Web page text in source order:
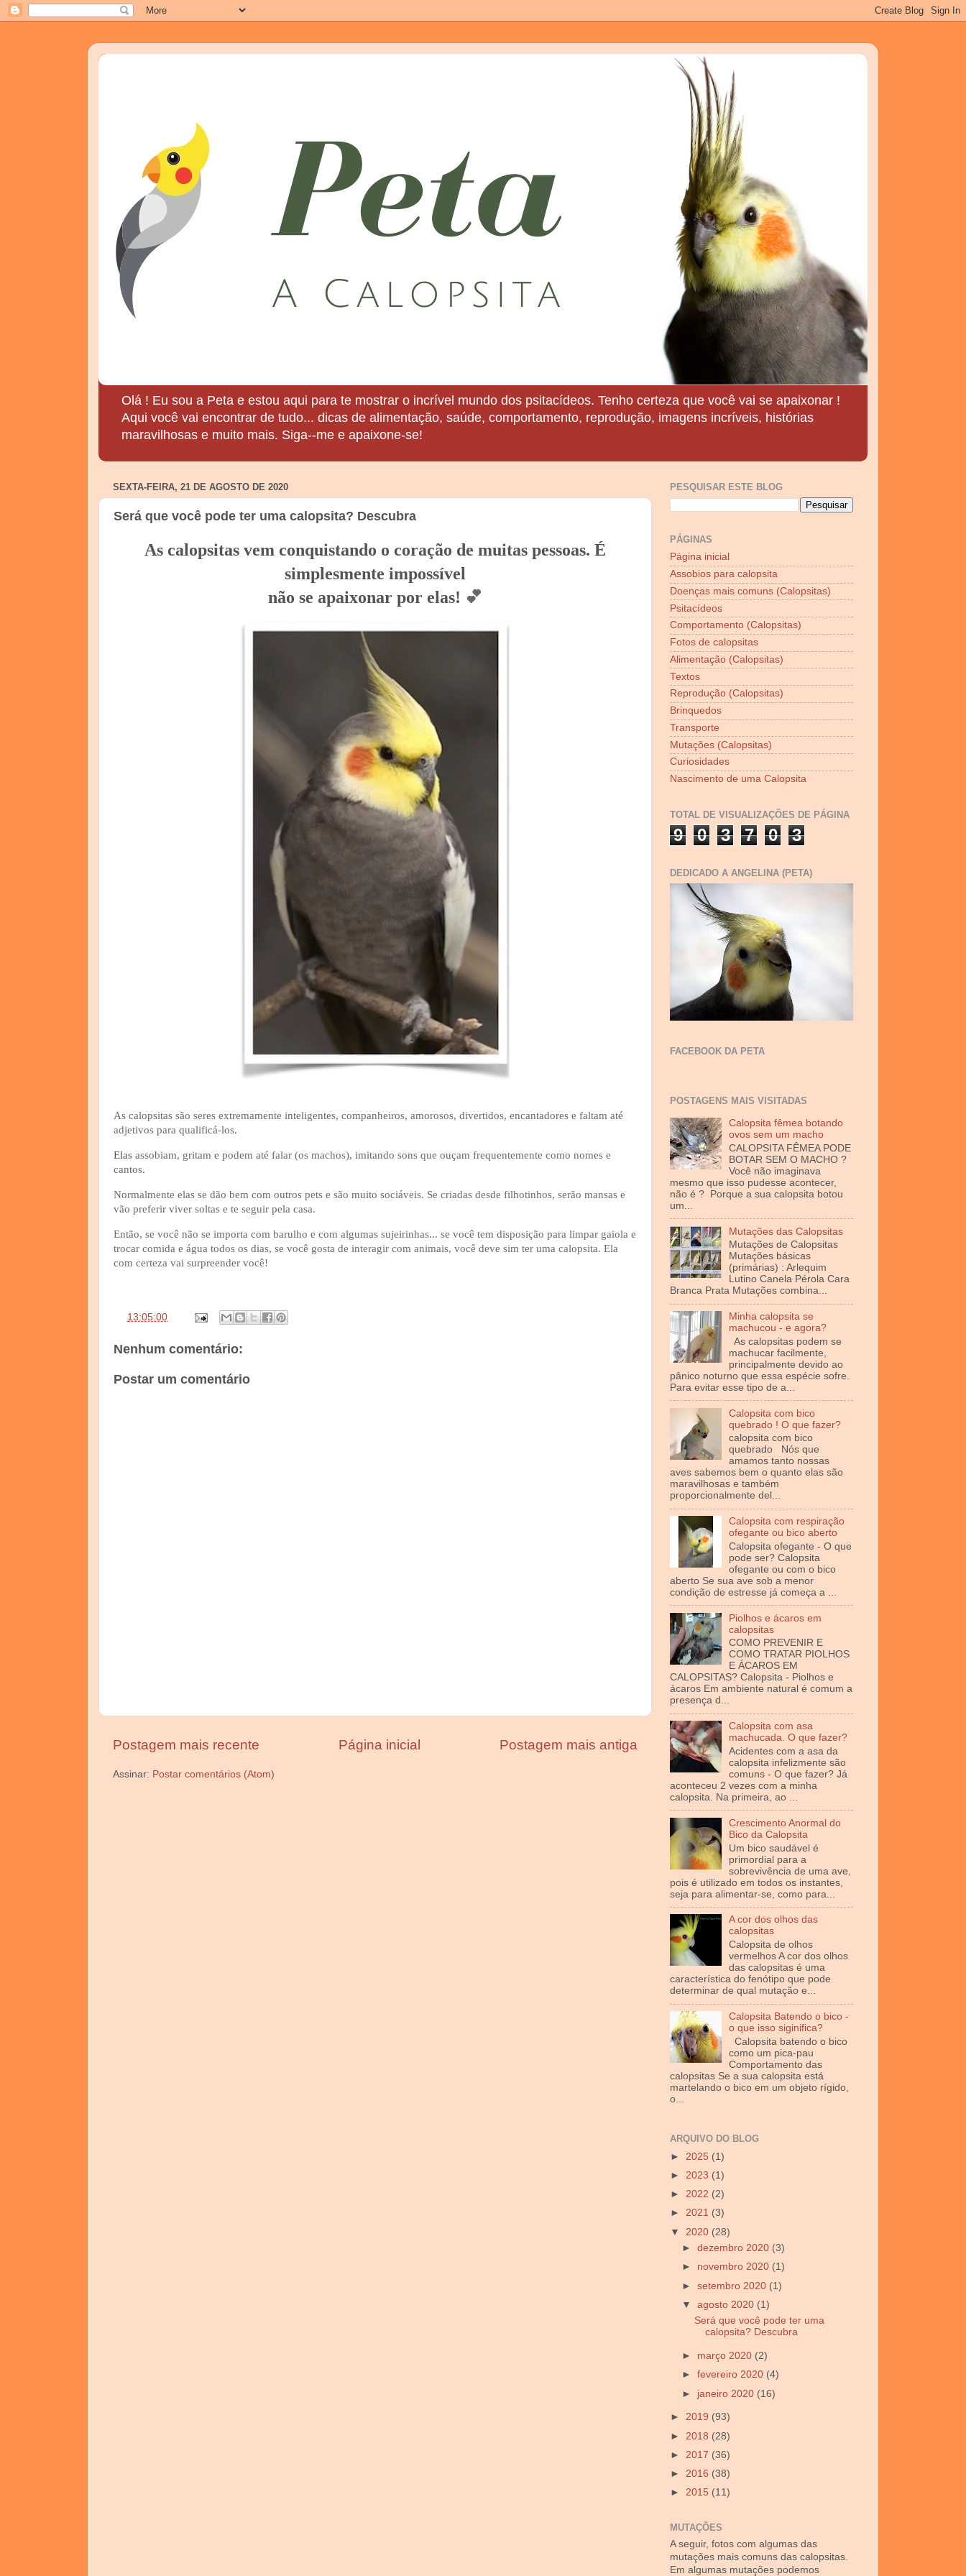
Olá ! Eu sou a Peta e estou aqui para te mostrar o incrível mundo dos psitacídeos. Tenho certeza que você vai se apaixonar !
Aqui você vai encontrar de tudo... dicas de alimentação, saúde, comportamento, reprodução, imagens incríveis, histórias
maravilhosas e muito mais. Siga--me e apaixone-se!
SEXTA-FEIRA, 21 DE AGOSTO DE 2020
Será que você pode ter uma calopsita? Descubra
As calopsitas vem conquistando o coração de muitas pessoas. É
simplesmente impossível
não se apaixonar por elas! 💕
As calopsitas são seres extremamente inteligentes, companheiros, amorosos, divertidos, encantadores e faltam até
adjetivos para qualificá-los.
Elas assobiam, gritam e podem até falar (os machos), imitando sons que ouçam frequentemente como nomes e
cantos.
Normalmente elas se dão bem com outros pets e são muito sociáveis. Se criadas desde filhotinhos, serão mansas e
vão preferir viver soltas e te seguir pela casa.
Então, se você não se importa com barulho e com algumas sujeirinhas... se você tem disposição para limpar gaiola e
trocar comida e água todos os dias, se você gosta de interagir com animais, você deve sim ter uma calopsita. Ela
com certeza vai surpreender você!
13:05:00
Nenhum comentário:
Postar um comentário
Postagem mais recente Postagem mais antiga
Página inicial
Assinar: Postar comentários (Atom)
PESQUISAR ESTE BLOG
PÁGINAS
Página inicial
Assobios para calopsita
Doenças mais comuns (Calopsitas)
Psitacídeos
Comportamento (Calopsitas)
Fotos de calopsitas
Alimentação (Calopsitas)
Textos
Reprodução (Calopsitas)
Brinquedos
Transporte
Mutações (Calopsitas)
Curiosidades
Nascimento de uma Calopsita
TOTAL DE VISUALIZAÇÕES DE PÁGINA
9 0 3 7 0 3
DEDICADO A ANGELINA (PETA)
FACEBOOK DA PETA
POSTAGENS MAIS VISITADAS
Calopsita fêmea botando
ovos sem um macho
CALOPSITA FÊMEA PODE
BOTAR SEM O MACHO ?
Você não imaginava
mesmo que isso pudesse acontecer,
não é ? Porque a sua calopsita botou
um...
Mutações das Calopsitas
Mutações de Calopsitas
Mutações básicas
(primárias) : Arlequim
Lutino Canela Pérola Cara
Branca Prata Mutações combina...
Minha calopsita se
machucou - e agora?
As calopsitas podem se
machucar facilmente,
principalmente devido ao
pânico noturno que essa espécie sofre.
Para evitar esse tipo de a...
Calopsita com bico
quebrado ! O que fazer?
calopsita com bico
quebrado Nós que
amamos tanto nossas
aves sabemos bem o quanto elas são
maravilhosas e também
proporcionalmente del...
Calopsita com respiração
ofegante ou bico aberto
Calopsita ofegante - O que
pode ser? Calopsita
ofegante ou com o bico
aberto Se sua ave sob a menor
condição de estresse já começa a ...
Piolhos e ácaros em
calopsitas
COMO PREVENIR E
COMO TRATAR PIOLHOS
E ÁCAROS EM
CALOPSITAS? Calopsita - Piolhos e
ácaros Em ambiente natural é comum a
presença d...
Calopsita com asa
machucada. O que fazer?
Acidentes com a asa da
calopsita infelizmente são
comuns - O que fazer? Já
aconteceu 2 vezes com a minha
calopsita. Na primeira, ao ...
Crescimento Anormal do
Bico da Calopsita
Um bico saudável é
primordial para a
sobrevivência de uma ave,
pois é utilizado em todos os instantes,
seja para alimentar-se, como para...
A cor dos olhos das
calopsitas
Calopsita de olhos
vermelhos A cor dos olhos
das calopsitas é uma
característica do fenótipo que pode
determinar de qual mutação e...
Calopsita Batendo o bico -
o que isso siginifica?
Calopsita batendo o bico
como um pica-pau
Comportamento das
calopsitas Se a sua calopsita está
martelando o bico em um objeto rígido,
o...
ARQUIVO DO BLOG
► 2025 (1)
► 2023 (1)
► 2022 (2)
► 2021 (3)
▼ 2020 (28)
►dezembro 2020 (3)
► novembro 2020 (1)
►setembro 2020 (1)
▼agosto 2020 (1)
Será que você pode ter uma
calopsita? Descubra
► março 2020 (2)
►fevereiro 2020 (4)
► janeiro 2020 (16)
► 2019 (93)
► 2018 (28)
► 2017 (36)
► 2016 (38)
► 2015 (11)
MUTAÇÕES
A seguir, fotos com algumas das
mutações mais comuns das calopsitas.
Em algumas mutações podemos